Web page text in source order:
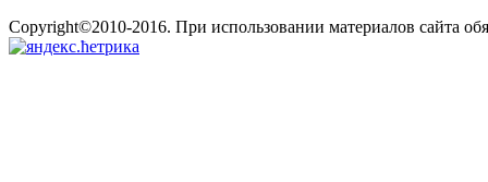
Copyright©2010-2016. При использовании материалов сайта